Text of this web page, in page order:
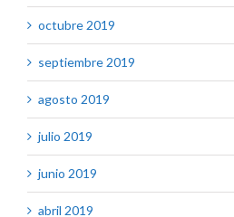
octubre 2019
septiembre 2019
agosto 2019
julio 2019
junio 2019
abril 2019